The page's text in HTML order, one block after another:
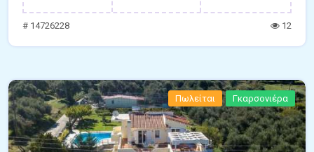
# 14726228 12
Πωλείται Γκαρσονιέρα